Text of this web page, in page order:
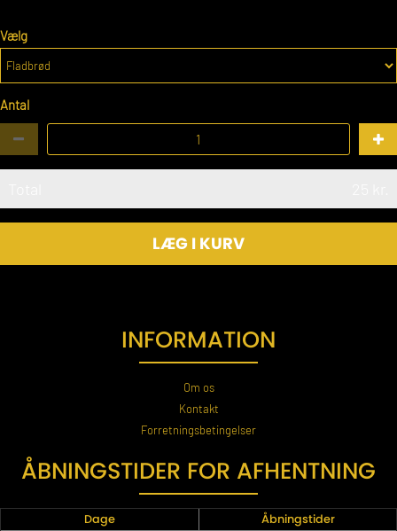
Vælg
Antal
LÆG I KURV
INFORMATION
Om os
Kontakt
Forretningsbetingelser
ÅBNINGSTIDER FOR AFHENTNING
Dage
Åbningstider